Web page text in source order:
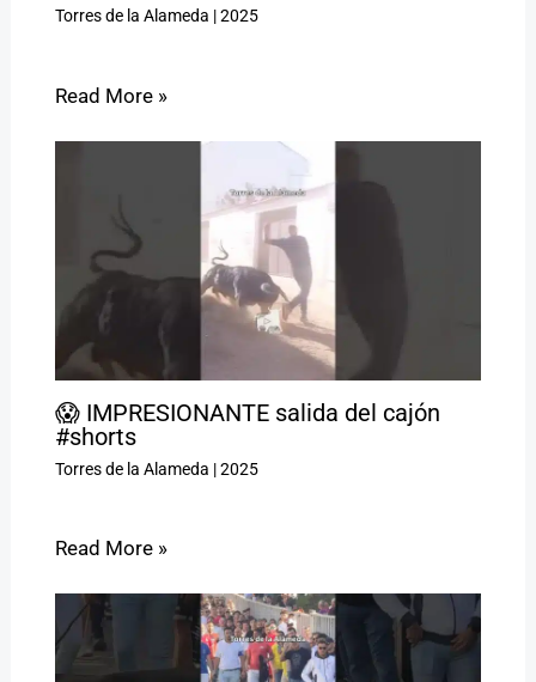
Torres de la Alameda |2025
Read More »
😱 IMPRESIONANTE salida del cajón
#shorts
Torres de la Alameda |2025
Read More »